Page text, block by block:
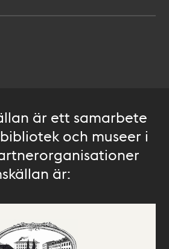
är ett samarbete
och museer i
är: